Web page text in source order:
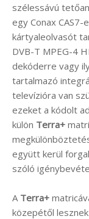
szélessávú
egy Conax CAS7-
kártyaleolvasót
DVB-T MPEG-4
dekóderre vagy
tartalmazó
televízióra van
ezeket a kódolt
külön Terra+
együtt kerül
szóló
A Terra+
közepétől